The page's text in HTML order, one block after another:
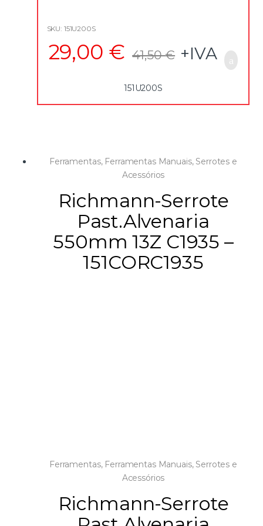
deslizante e anti-choque
SKU: 151U200S
29,00 € 41,50€ +IVA
151U200S
Ferramentas, Ferramentas Manuais, Serrotes e
Acessórios
Richmann-Serrote
Past.Alvenaria
550mm 13Z C1935 –
151CORC1935
Ferramentas, Ferramentas Manuais, Serrotes e
Acessórios
Richmann-Serrote